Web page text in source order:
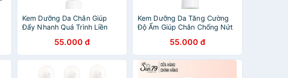
Kem Dưỡng Da Chân Giúp
Đẩy Nhanh Quá Trình Liền
Apteka 75ml55.000 đ
Kem Dưỡng Da Tăng Cường
Độ Ẩm Giúp Chân Chống Nứt
55.000 đ